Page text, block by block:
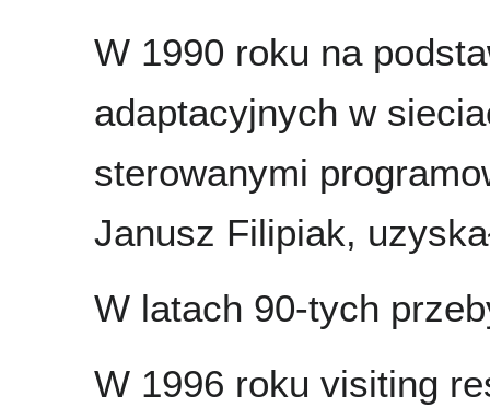
W 1990 roku na
adaptacyjnych w
sterowanymi
Janusz Filipiak,
W latach 90-tych
W 1996 roku visiting